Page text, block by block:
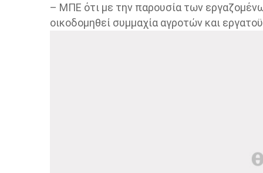
– ΜΠΕ ότι με την παρουσία των
οικοδομηθεί συμμαχία αγροτών και